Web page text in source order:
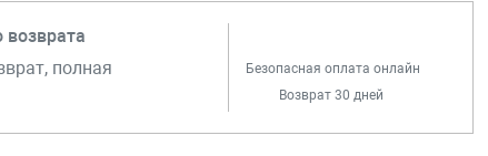
возврата
полная
Безопасная оплата онлайн
Возврат 30 дней